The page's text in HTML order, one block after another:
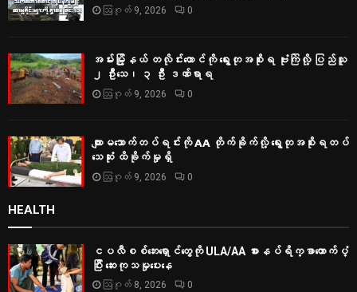
ဩဂုတ် 9, 2026 0
အမ်းမြို့နယ် တလိုင်းတောင်ကို ရွေးတုအစိုးရ ဗုံးကြဲလို့ ပြည်သူ
၂ ဦးသေ၊ ၃ ဦး ဒဏ်ရာရ
ဩဂုတ် 9, 2026 0
ကျားမသောက်တပ်ရင်းကို AA တိုက်ခိုက်လို့ ရွေးတုအစိုးရတပ်
သေဆုံး ထိခိုက်မှုရှိ
ဩဂုတ် 9, 2026 0
HEALTH
ငပလီစစ်ဘေးရှောင်တွေကို ULA/AA စားနပ်ရိက္ခာထောက်ပံ့
ပြီး ဆေးကုသမှုပေးနေ
ဩဂုတ် 8, 2026 0